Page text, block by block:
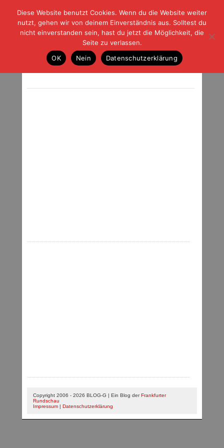
| | |BLOG-GFußball und der Rest
HOME|REGELN|IMPRESSUM |DATENSCHUTZ
Zeitlupe
Copyright 2006 - 2026 BLOG-G | Ein Blog derFrankfurter
Rundschau
Impressum | Datenschutzerklärung
Diese Website benutzt Cookies. Wenn du die Website weiter
nutzt, gehen wir von deinem Einverständnis aus. Solltest du
nicht einverstanden sein, hast du jetzt die Möglichkeit, die
Seite zu verlassen.
OK
Nein Datenschutzerklärung